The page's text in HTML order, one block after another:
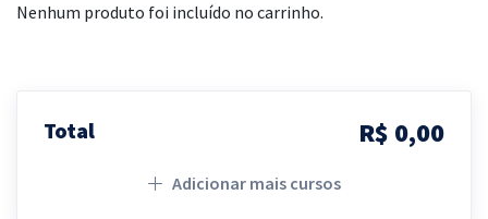
Nenhum produto foi incluído no carrinho.
Total R$ 0,00
Adicionar mais cursos